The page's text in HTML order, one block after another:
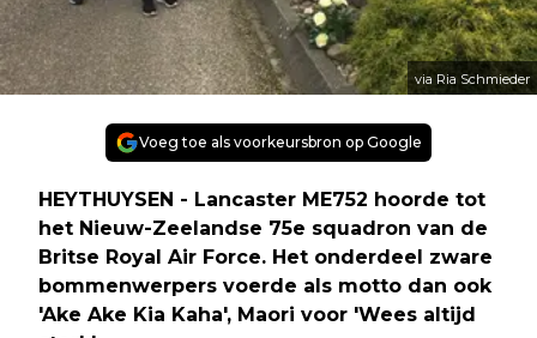
via Ria Schmieder
Voeg toe als voorkeursbron op Google
HEYTHUYSEN - Lancaster ME752 hoorde tot
het Nieuw-Zeelandse 75e squadron van de
Britse Royal Air Force. Het onderdeel zware
bommenwerpers voerde als motto dan ook
'Ake Ake Kia Kaha', Maori voor 'Wees altijd